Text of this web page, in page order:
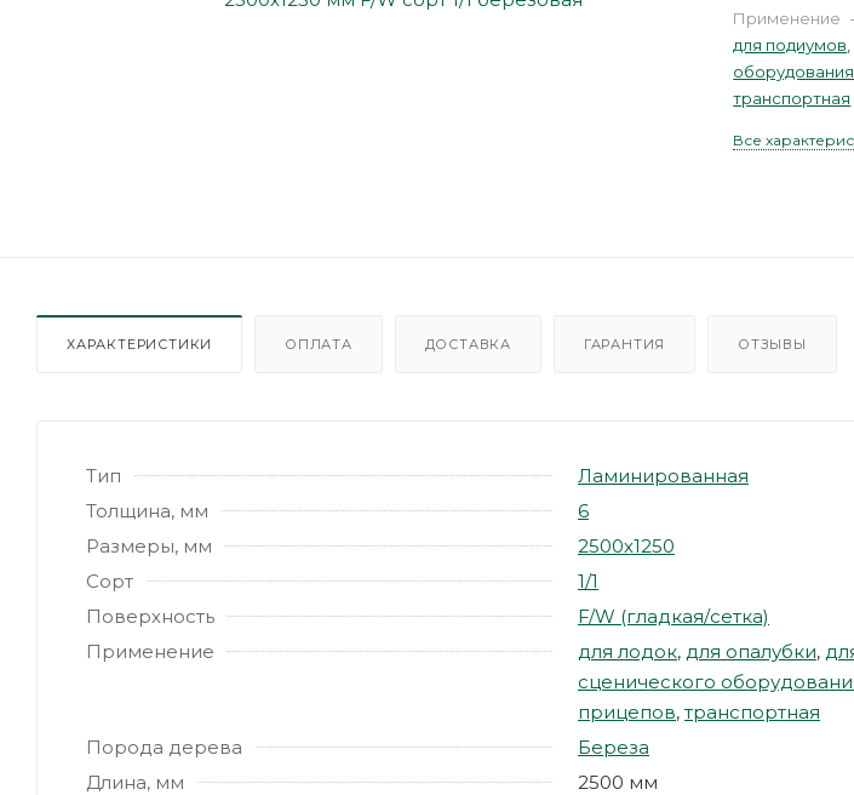
Применение
для подиумов
оборудования
транспортная
Все
ХАРАКТЕРИСТИКИ ОПЛАТА ДОСТАВКА ГАРАНТИЯ ОТЗЫВЫ
Тип
Ламинированная
Толщина, мм
6
Размеры, мм
2500х1250
Сорт
1/1
Поверхность
F/W (гладкая/сетка)
Применение
для лодок, для опалубки,
сценического
прицепов,транспортная
Порода дерева
Береза
Длина, мм
2500 мм